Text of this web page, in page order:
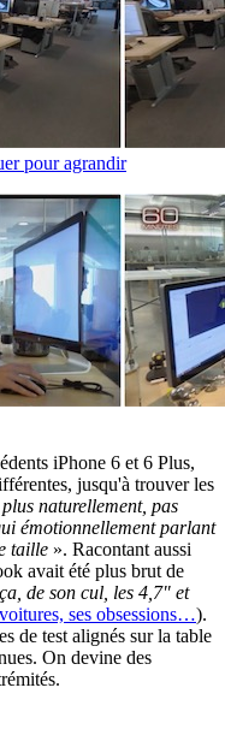
pour agrandir
iPhone 6 et 6 Plus,
jusqu'à trouver les
naturellement, pas
émotionnellement parlant
taille ». Racontant aussi
avait été plus brut de
de son cul, les 4,7" et
ses obsessions…).
de test alignés sur la table
On devine des